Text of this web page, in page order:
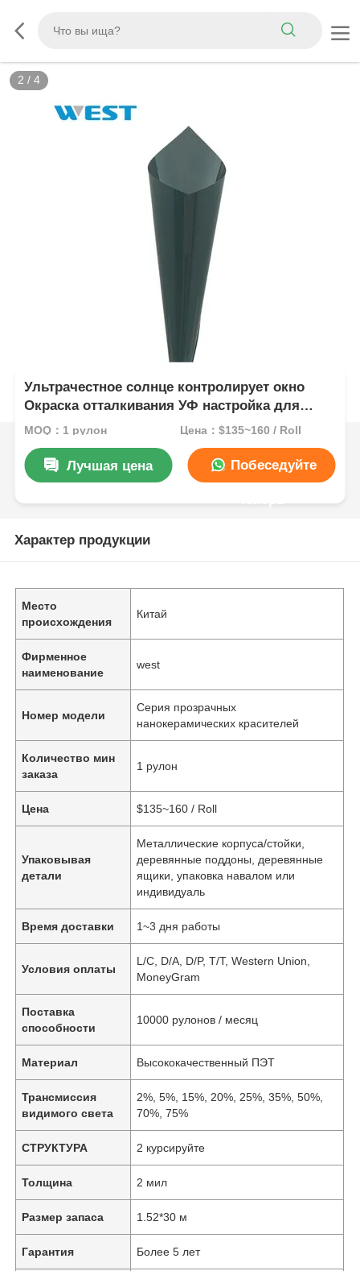
3 / 4
Ультрачестное солнце контролирует окно
Окраска отталкивания УФ настройка для
уменьшения напряжения глаз
MOQ：1 рулон Цена：$135~160 / Roll
Лучшая цена Побеседуйте
Характер продукции
Место
происхождения
Китай
Фирменное
наименование
west
Номер модели
Серия прозрачных
нанокерамических красителей
Количество мин
заказа
1 рулон
Цена $135~160 / Roll
Упаковывая
детали
Металлические корпуса/стойки,
деревянные поддоны, деревянные
ящики, упаковка навалом или
индивидуаль
Время доставки 1~3 дня работы
Условия оплаты
L/C, D/A, D/P, T/T, Western Union,
MoneyGram
Поставка
способности
10000 рулонов / месяц
Материал Высококачественный ПЭТ
Трансмиссия
видимого света
2%, 5%, 15%, 20%, 25%, 35%, 50%,
70%, 75%
СТРУКТУРА 2 курсируйте
Толщина 2 мил
Размер запаса 1.52*30 м
Гарантия Более 5 лет